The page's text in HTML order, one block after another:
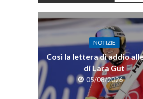
NOTIZIE
Così la lettera di addio
di Lara Gut
05/08/2026